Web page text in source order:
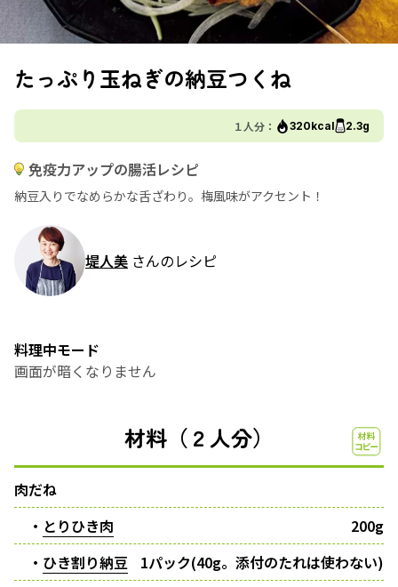
たっぷり玉ねぎの納豆つくね
１人分： 320kcal 2.3g
免疫力アップの腸活レシピ
納豆入りでなめらかな舌ざわり。梅風味がアクセント！
堤人美 さんのレシピ
料理中モード
画面が暗くなりません
材料（２人分）
肉だね
・ とりひき肉
200g
・ ひき割り納豆
1パック(40g。添付のたれは使わない)